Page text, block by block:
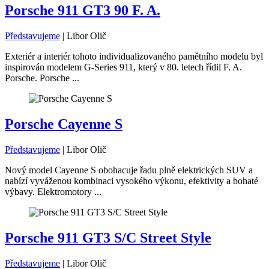
Porsche 911 GT3 90 F. A.
Představujeme | Libor Olič
Exteriér a interiér tohoto individualizovaného pamětního modelu byl
inspirován modelem G-Series 911, který v 80. letech řídil F. A.
Porsche. Porsche ...
Porsche Cayenne S
Představujeme | Libor Olič
Nový model Cayenne S obohacuje řadu plně elektrických SUV a
nabízí vyváženou kombinaci vysokého výkonu, efektivity a bohaté
výbavy. Elektromotory ...
Porsche 911 GT3 S/C Street Style
Představujeme | Libor Olič